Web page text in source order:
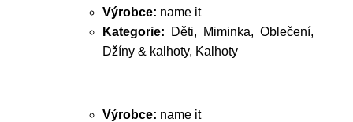
Výrobce: name it
Kategorie: Děti, Miminka, Oblečení,
Džíny & kalhoty, Kalhoty
Výrobce: name it